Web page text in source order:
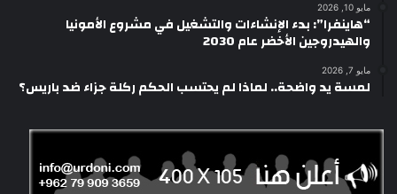
مايو 10, 2026
“هاينفرا”: بدء الإنشاءات والتشغيل في مشروع الأمونيا
والهيدروجين الأخضر عام 2030
مايو 7, 2026
لمسة يد واضحة.. لماذا لم يحتسب الحكم ركلة جزاء ضد باريس؟